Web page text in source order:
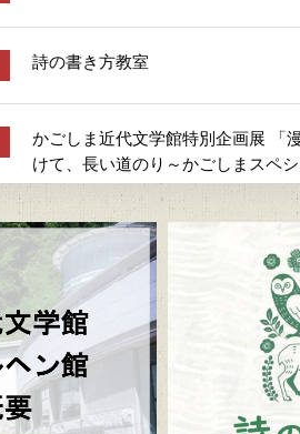
詩の書き方教室
かごしま近代文学館特別企画展
けて、長い道のり～かごしまスペ
朗読の時間「ふるさとの昔ばなし」
駐車場および周辺道路混雑のお知
「文学館・メルヘン館だより」(隔